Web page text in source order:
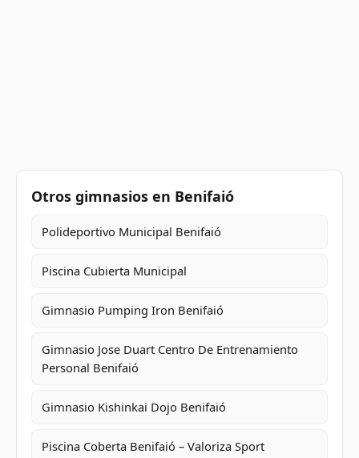
Otros gimnasios en Benifaió
Polideportivo Municipal Benifaió
Piscina Cubierta Municipal
Gimnasio Pumping Iron Benifaió
Gimnasio Jose Duart Centro De Entrenamiento
Personal Benifaió
Gimnasio Kishinkai Dojo Benifaió
Piscina Coberta Benifaió – Valoriza Sport